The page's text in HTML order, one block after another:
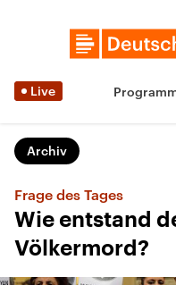
Live
Archiv
Frage des Tages
Wie entstand
Völkermord?